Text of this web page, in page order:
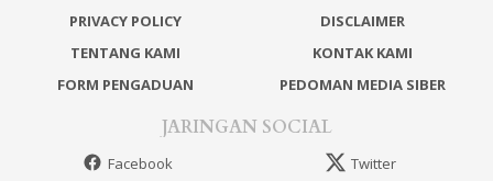
PRIVACY POLICY
DISCLAIMER
TENTANG KAMI
KONTAK KAMI
FORM PENGADUAN
PEDOMAN MEDIA SIBER
JARINGAN SOCIAL
Facebook Twitter